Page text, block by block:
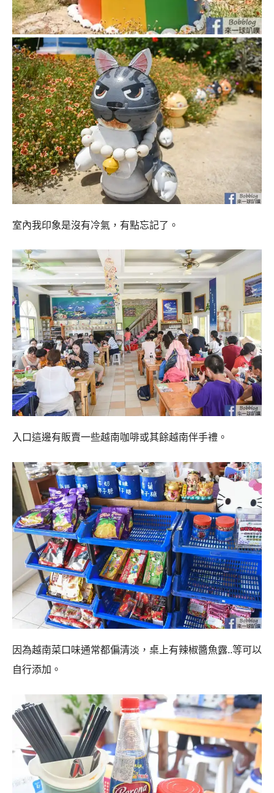
室內我印象是沒有冷氣，有點忘記了。
入口這邊有販賣一些越南咖啡或其餘越南伴手禮。
因為越南菜口味通常都偏清淡，桌上有辣椒醬魚露..等可以
自行添加。